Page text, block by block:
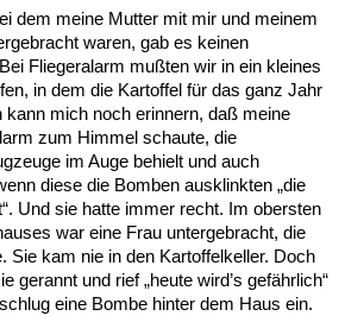
dem meine Mutter mit mir und meinem
waren, gab es keinen
Fliegeralarm mußten wir in ein kleines
in dem die Kartoffel für das ganz Jahr
kann mich noch erinnern, daß meine
zum Himmel schaute, die
im Auge behielt und auch
diese die Bomben ausklinkten „die
Und sie hatte immer recht. Im obersten
war eine Frau untergebracht, die
Sie kam nie in den Kartoffelkeller. Doch
gerannt und rief „heute wird’s gefährlich“
eine Bombe hinter dem Haus ein.